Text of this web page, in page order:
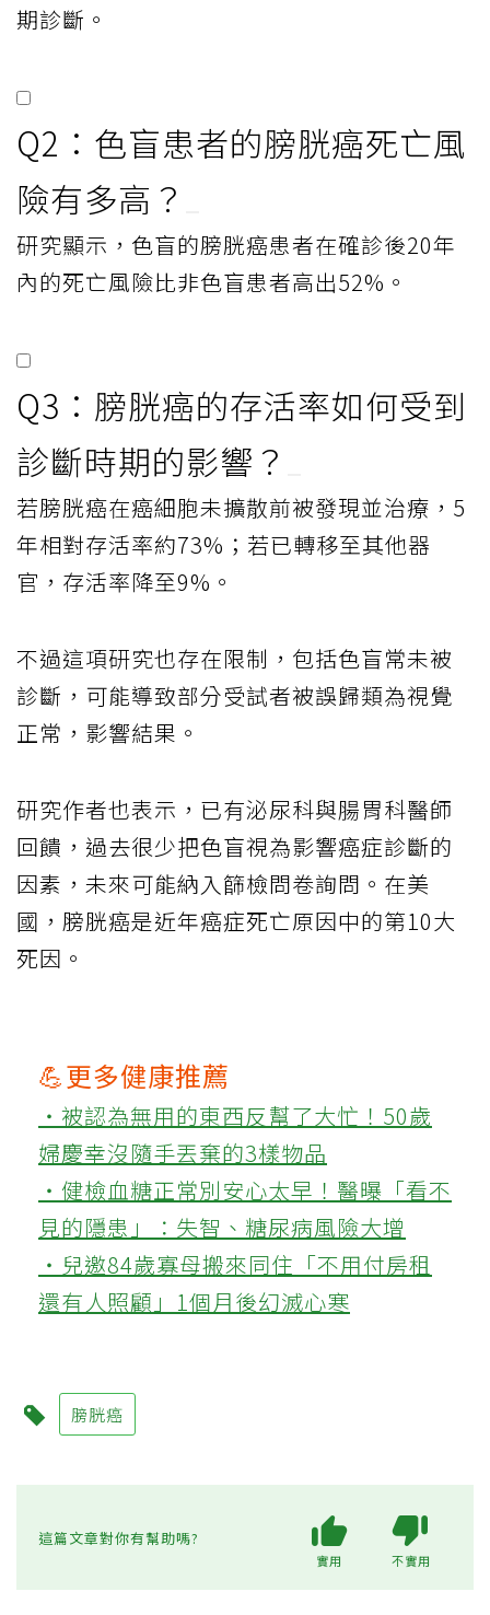
期診斷。
Q2：色盲患者的膀胱癌死亡風
險有多高？
研究顯示，色盲的膀胱癌患者在確診後20年
內的死亡風險比非色盲患者高出52%。
Q3：膀胱癌的存活率如何受到
診斷時期的影響？
若膀胱癌在癌細胞未擴散前被發現並治療，5
年相對存活率約73%；若已轉移至其他器
官，存活率降至9%。
不過這項研究也存在限制，包括色盲常未被
診斷，可能導致部分受試者被誤歸類為視覺
正常，影響結果。
研究作者也表示，已有泌尿科與腸胃科醫師
回饋，過去很少把色盲視為影響癌症診斷的
因素，未來可能納入篩檢問卷詢問。在美
國，膀胱癌是近年癌症死亡原因中的第10大
死因。
💪更多健康推薦
‧被認為無用的東西反幫了大忙！50歲
婦慶幸沒隨手丟棄的3樣物品
‧健檢血糖正常別安心太早！醫曝「看不
見的隱患」：失智、糖尿病風險大增
‧兒邀84歲寡母搬來同住「不用付房租
還有人照顧」1個月後幻滅心寒
膀胱癌
這篇文章對你有幫助嗎?
實用 不實用